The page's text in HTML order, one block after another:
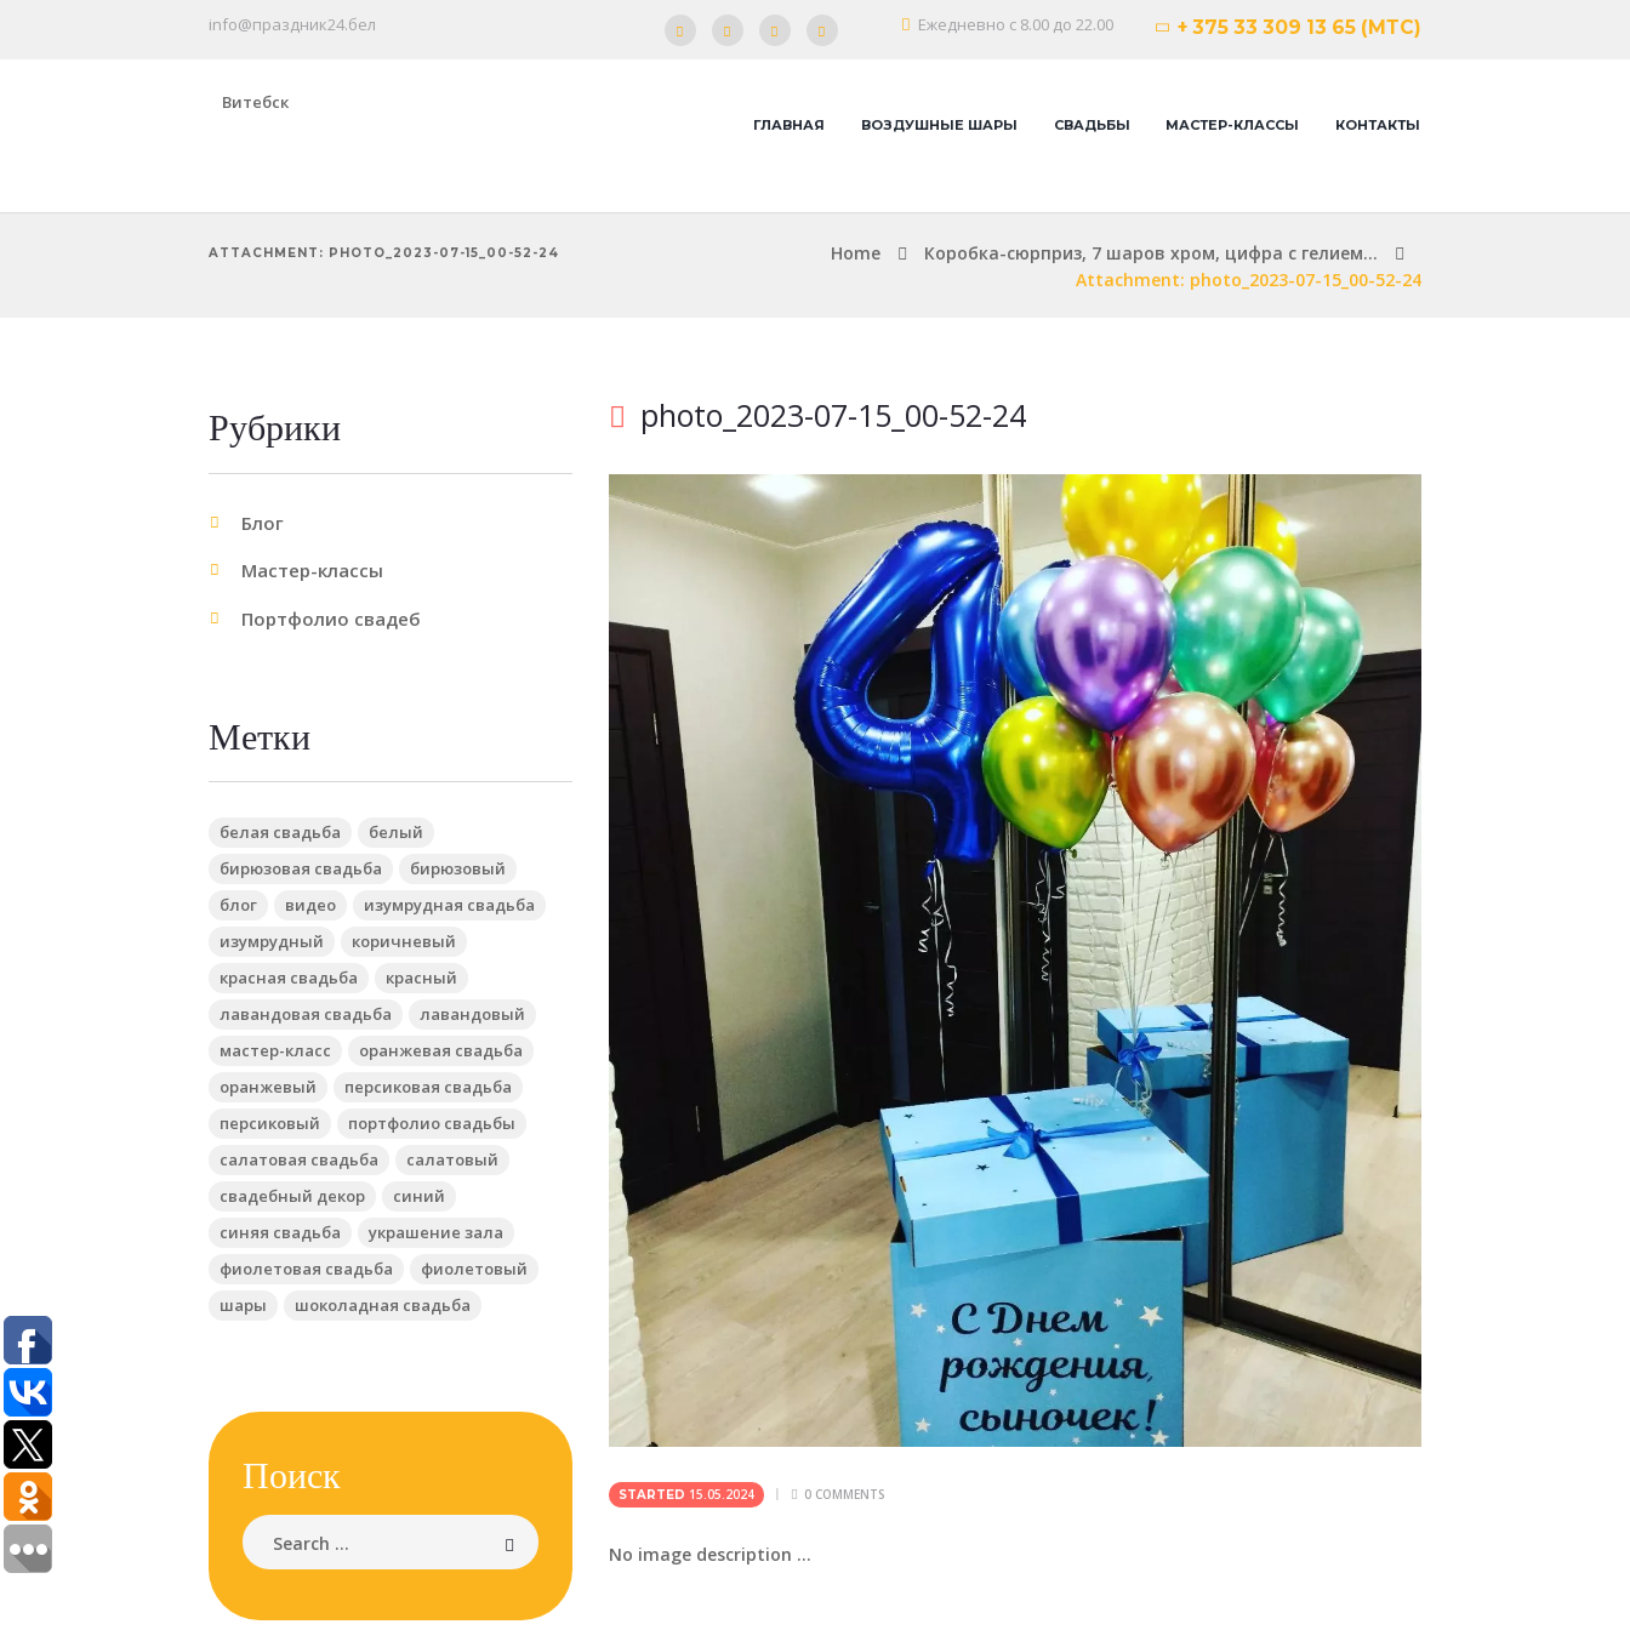
+ 375 33 309 13 65 (МТС)
Ежедневно с 8.00 до 22.00
info@праздник24.бел
Витебск
ГЛАВНАЯ ВОЗДУШНЫЕ ШАРЫ СВАДЬБЫ МАСТЕР-КЛАССЫ КОНТАКТЫ
ATTACHMENT: PHOTO_2023-07-15_00-52-24 Home
Коробка-сюрприз, 7 шаров хром, цифра с гелием...
Attachment: photo_2023-07-15_00-52-24
photo_2023-07-15_00-52-24
STARTED 15.05.2024 0COMMENTS
No image description ...
Рубрики
Блог
Мастер-классы
Портфолио свадеб
Метки
белая свадьба
белый
бирюзовая свадьба
бирюзовый
блог
видео
изумрудная свадьба
изумрудный
коричневый
красная свадьба
красный
лавандовая свадьба
лавандовый
мастер-класс
оранжевая свадьба
оранжевый
персиковая свадьба
персиковый
портфолио свадьбы
салатовая свадьба
салатовый
свадебный декор
синий
синяя свадьба
украшение зала
фиолетовая свадьба
фиолетовый
шары
шоколадная свадьба
Поиск